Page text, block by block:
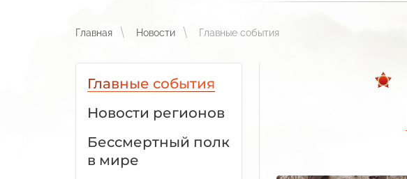
Главная Новости Главные события
Главные события
Новости регионов
Бессмертный полк
в мире